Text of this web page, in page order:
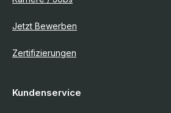
Jetzt Bewerben
Zertifizierungen
Kundenservice